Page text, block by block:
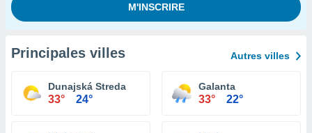
Principales villes Autres villes
Dunajská Streda
33° 24°
Galanta
33° 22°